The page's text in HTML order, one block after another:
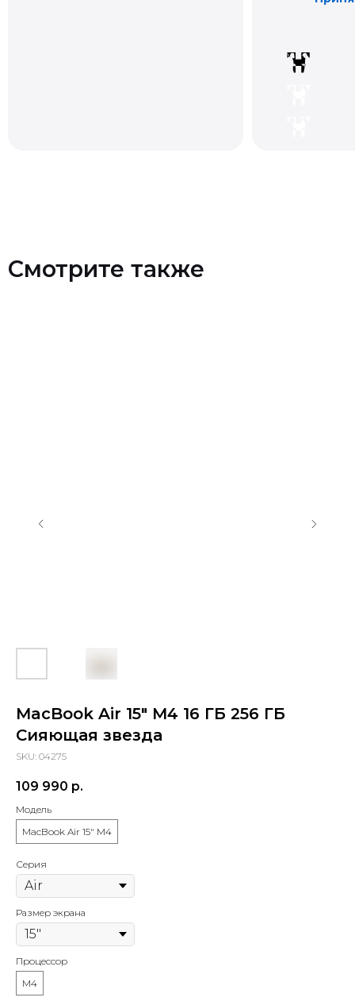
MacBook Air 15" M4 16 ГБ 256 ГБ
Сияющая звезда
SKU: 04275
109 990 р.
Модель
MacBook Air 15" M4
Серия
Размер экрана
Процессор
M4
+7 (903) 990-00-52
Проложить маршрут
sapiens.brn@gmail.com
Барнаул, проспект Ленина, 42